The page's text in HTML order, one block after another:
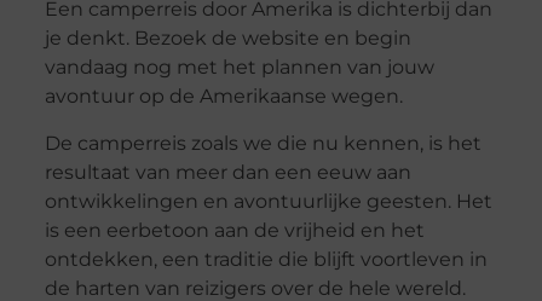
Een camperreis door Amerika is dichterbij dan
je denkt. Bezoek de website en begin
vandaag nog met het plannen van jouw
avontuur op de Amerikaanse wegen.
De camperreis zoals we die nu kennen, is het
resultaat van meer dan een eeuw aan
ontwikkelingen en avontuurlijke geesten. Het
is een eerbetoon aan de vrijheid en het
ontdekken, een traditie die blijft voortleven in
de harten van reizigers over de hele wereld.